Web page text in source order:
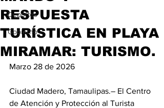
Deportes
Gobierno
RESPUESTA
TURÍSTICA EN PLAYA
MIRAMAR: TURISMO.
Marzo 28 de 2026
Ciudad Madero, Tamaulipas.– El Centro
de Atención y Protección al Turista